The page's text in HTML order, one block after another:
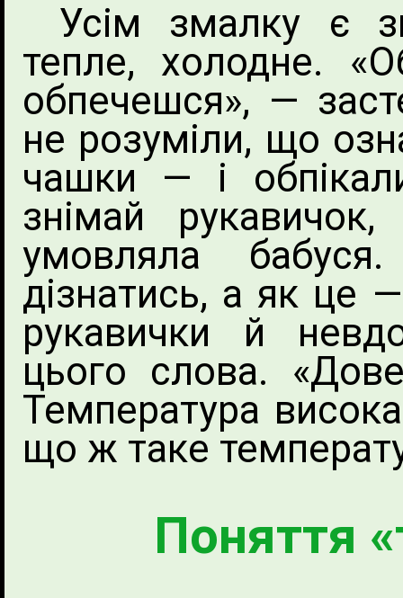
Усім змалку є
тепле, холодне.
обпечешся», —
не розуміли, що
чашки — і
знімай
умовляла
дізнатись, а як це
рукавички й
цього слова.
Температура
що ж таке
Поняття